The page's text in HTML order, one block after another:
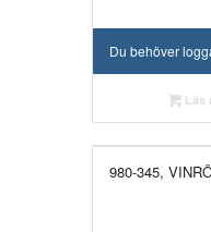
Du behöver
Läs
980-345,